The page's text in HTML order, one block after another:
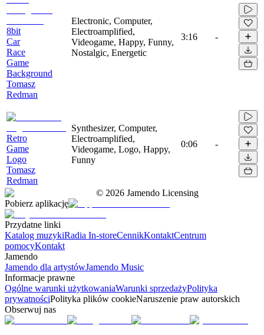
8bit
Car
Race
Game
Background
Tomasz
Redman
Electronic, Computer,
Electroamplified,
Videogame, Happy, Funny,
Nostalgic, Energetic
3:16 -
Retro
Game
Logo
Tomasz
Redman
Synthesizer, Computer,
Electroamplified,
Videogame, Logo, Happy,
Funny
0:06 -
© 2026 Jamendo Licensing
Pobierz aplikację
Przydatne linki
Katalog muzykiRadia In-storeCennikKontaktCentrum
pomocyKontakt
Jamendo
Jamendo dla artystówJamendo Music
Informacje prawne
Ogólne warunki użytkowaniaWarunki sprzedażyPolityka
prywatnościPolityka plików cookieNaruszenie praw autorskich
Obserwuj nas